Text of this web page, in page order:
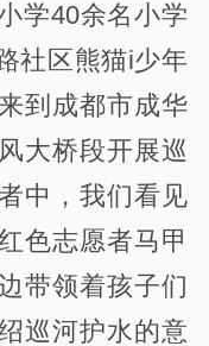
学40余名小学
社区熊猫i少年
到成都市成华
大桥段开展巡
中，我们看见
色志愿者马甲
带领着孩子们
巡河护水的意